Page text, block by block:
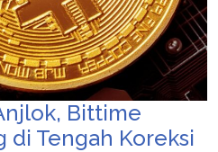
Bittime
di Tengah Koreksi